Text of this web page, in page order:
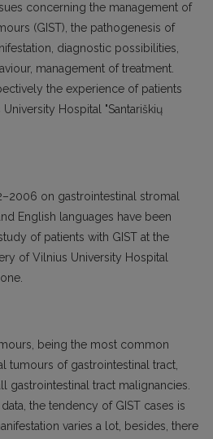
concerning the management of
(GIST), the pathogenesis of
diagnostic possibilities,
management of treatment.
the experience of patients
Hospital "Santariškių
on gastrointestinal stromal
English languages have been
of patients with GIST at the
of Vilnius University Hospital
being the most common
tumours of gastrointestinal tract,
gastrointestinal tract malignancies.
the tendency of GIST cases is
varies a lot, besides, there